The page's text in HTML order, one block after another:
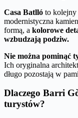
Casa Batlló to kolejny
modernistyczna
formą, a kolorowe
wzbudzają podziw.
Nie można pominąć
Ich oryginalna
długo pozostają w
Dlaczego Barri
turystów?